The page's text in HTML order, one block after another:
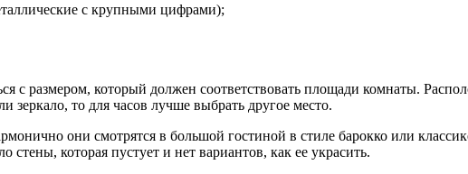
с крупными цифрами);
с размером, который должен соответствовать площади комнаты.
зеркало, то для часов лучше выбрать другое место.
они смотрятся в большой гостиной в стиле барокко или
которая пустует и нет вариантов, как ее украсить.